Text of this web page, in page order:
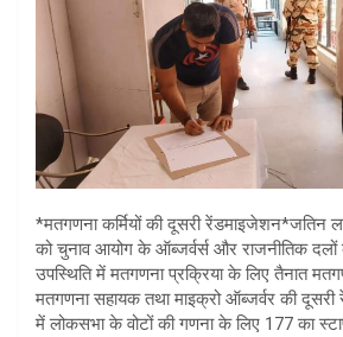
*मतगणना कर्मियों की दूसरी रेंडमाइजेशन*जतिन
को चुनाव आयोग के ऑब्जर्वर्स और राजनीतिक दलों
उपस्थिति में मतगणना प्रक्रिया के लिए तैनात
मतगणना सहायक तथा माइक्रो ऑब्जर्वर की
में लोकसभा के वोटों की गणना के लिए 177 का